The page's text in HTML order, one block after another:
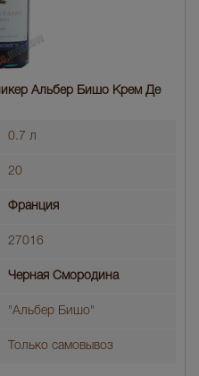
Альбер Бишо Крем Де
0.7 л
20
Франция
27016
Черная Смородина
"Альбер Бишо"
Только самовывоз